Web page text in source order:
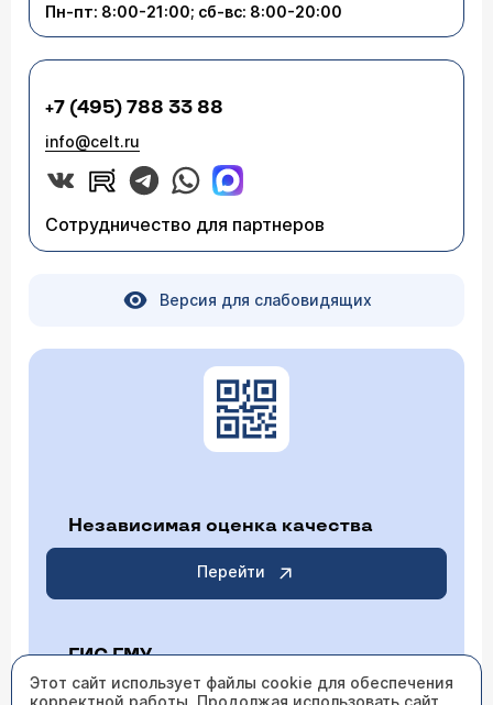
Пн-пт: 8:00-21:00; сб-вс: 8:00-20:00
+7 (495) 788 33 88
info@celt.ru
Сотрудничество для партнеров
Версия для слабовидящих
Независимая оценка качества
Перейти
ГИС ГМУ
Этот сайт использует файлы cookie для обеспечения
корректной работы. Продолжая использовать сайт,